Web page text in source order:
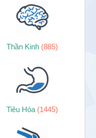
Thần Kinh (885)
Tiêu Hóa (1445)